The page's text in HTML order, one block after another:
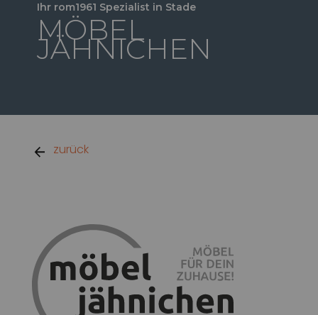
Ihr rom1961 Spezialist in Stade
MÖBEL
JÄHNICHEN
zurück